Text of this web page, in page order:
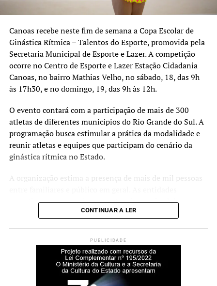
Schell, 3600, bairro Fátima, com os Campos 1, 2 e 3.
Canoas recebe neste fim de semana a Copa Escolar de
Ginástica Rítmica – Talentos do Esporte, promovida pela
Secretaria Municipal de Esporte e Lazer. A competição
ocorre no Centro de Esporte e Lazer Estação Cidadania
Canoas, no bairro Mathias Velho, no sábado, 18, das 9h
às 17h30, e no domingo, 19, das 9h às 12h.
O evento contará com a participação de mais de 300
atletas de diferentes municípios do Rio Grande do Sul. A
programação busca estimular a prática da modalidade e
reunir atletas e equipes que participam do cenário da
ginástica rítmica no Estado.
A organização estima a presença de mais de mil pessoas
esportivas com as maiores pontuações ao final da
competição receberão troféus.
Oliveira, afirma que a realização do campeonato faz parte
das ações voltadas ao desenvolvimento esportivo no
CONTINUAR A LER
PUBLICIDADE